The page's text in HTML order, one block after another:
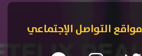
التواصل الإجتماعي